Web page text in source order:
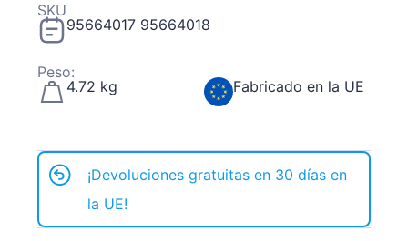
SKU
95664017 95664018
Peso:
4.72 kg
Fabricado en la UE
¡Devoluciones gratuitas en 30 días en
la UE!